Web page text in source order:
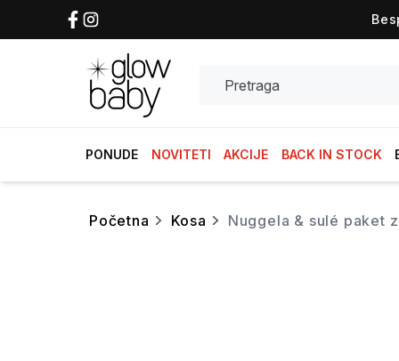
PONUDE NOVITETI AKCIJE BACK IN STOCK
početna kosa nuggela & sulé paket